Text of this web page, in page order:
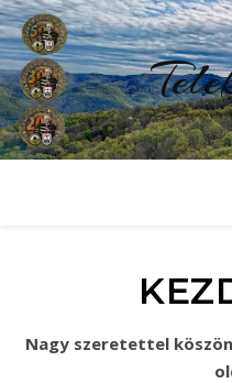
Nagy szeretettel köszöntünk a Teleki Pál emléktúrák